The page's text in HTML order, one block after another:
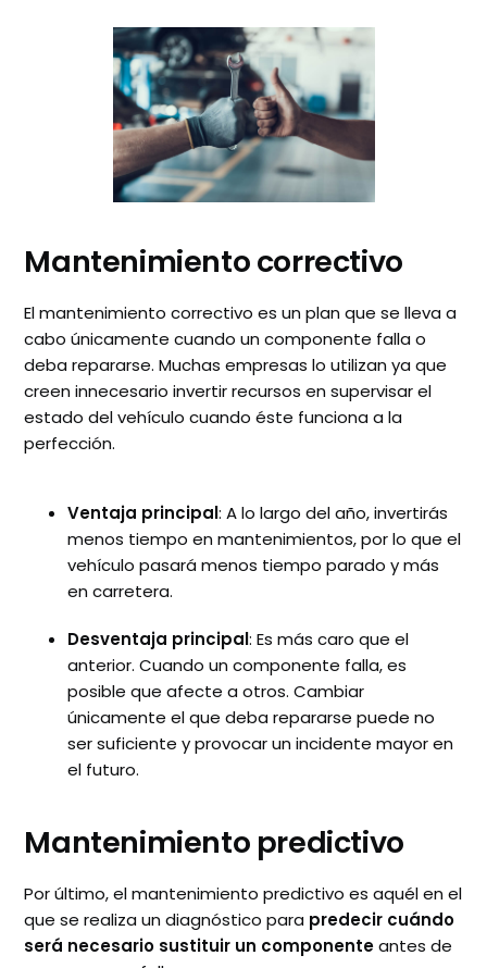
Mantenimiento correctivo
El mantenimiento correctivo es un plan que se lleva a
cabo únicamente cuando un componente falla o
deba repararse. Muchas empresas lo utilizan ya que
creen innecesario invertir recursos en supervisar el
estado del vehículo cuando éste funciona a la
perfección.
Ventaja principal: A lo largo del año, invertirás
menos tiempo en mantenimientos, por lo que el
vehículo pasará menos tiempo parado y más
en carretera.
Desventaja principal: Es más caro que el
anterior. Cuando un componente falla, es
posible que afecte a otros. Cambiar
únicamente el que deba repararse puede no
ser suficiente y provocar un incidente mayor en
el futuro.
Mantenimiento predictivo
Por último, el mantenimiento predictivo es aquél en el
que se realiza un diagnóstico para predecir cuándo
será necesario sustituir un componenteantes de